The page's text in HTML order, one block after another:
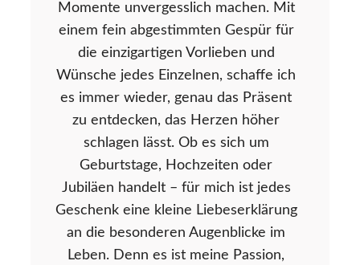
Momente unvergesslich machen. Mit
einem fein abgestimmten Gespür für
die einzigartigen Vorlieben und
Wünsche jedes Einzelnen, schaffe ich
es immer wieder, genau das Präsent
zu entdecken, das Herzen höher
schlagen lässt. Ob es sich um
Geburtstage, Hochzeiten oder
Jubiläen handelt – für mich ist jedes
Geschenk eine kleine Liebeserklärung
an die besonderen Augenblicke im
Leben. Denn es ist meine Passion,